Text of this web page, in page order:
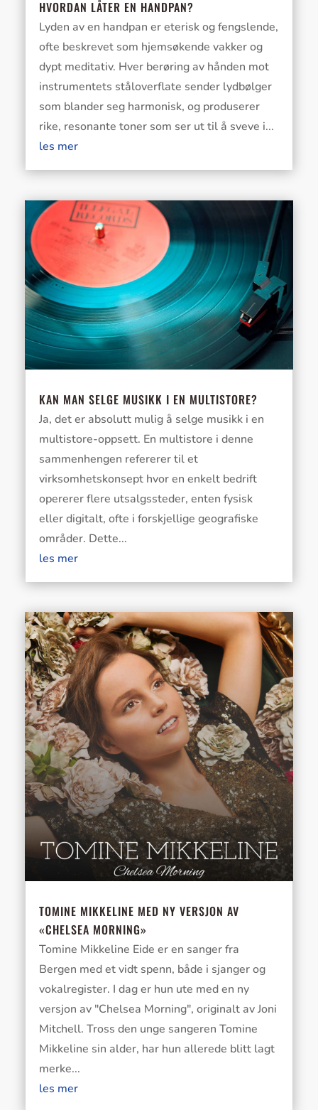
HVORDAN LÅTER EN HANDPAN?
Lyden av en handpan er eterisk og fengslende,
ofte beskrevet som hjemsøkende vakker og
dypt meditativ. Hver berøring av hånden mot
instrumentets ståloverflate sender lydbølger
som blander seg harmonisk, og produserer
rike, resonante toner som ser ut til å sveve i...
les mer
KAN MAN SELGE MUSIKK I EN MULTISTORE?
Ja, det er absolutt mulig å selge musikk i en
multistore-oppsett. En multistore i denne
sammenhengen refererer til et
virksomhetskonsept hvor en enkelt bedrift
opererer flere utsalgssteder, enten fysisk
eller digitalt, ofte i forskjellige geografiske
områder. Dette...
les mer
TOMINE MIKKELINE MED NY VERSJON AV
«CHELSEA MORNING»
Tomine Mikkeline Eide er en sanger fra
Bergen med et vidt spenn, både i sjanger og
vokalregister. I dag er hun ute med en ny
versjon av "Chelsea Morning", originalt av Joni
Mitchell. Tross den unge sangeren Tomine
Mikkeline sin alder, har hun allerede blitt lagt
merke...
les mer